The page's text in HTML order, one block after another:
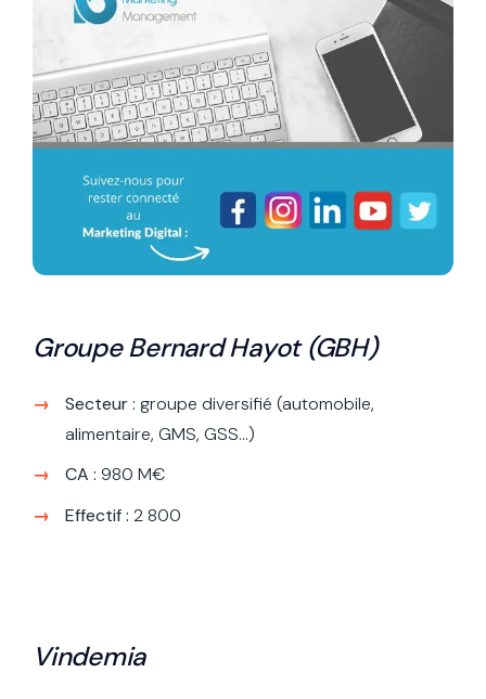
Groupe Bernard Hayot (GBH)
Secteur : groupe diversifié (automobile,
alimentaire, GMS, GSS...)
CA : 980 M€
Effectif : 2 800
Vindemia